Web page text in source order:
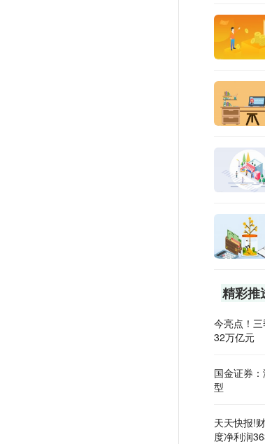
精彩推
今亮点！
32万亿元
国金证券
型
天天快报!
度净利润